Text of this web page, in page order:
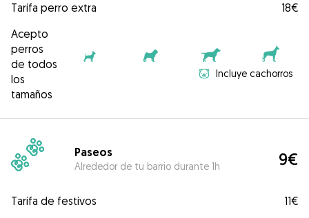
Tarifa perro extra
18€
Acepto
perros
de todos
los
tamaños
Incluye cachorros
Paseos
Alrededor de tu barrio durante 1h 9€
Tarifa de festivos
11€